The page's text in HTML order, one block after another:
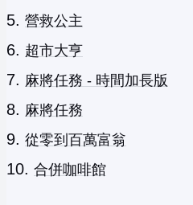
營救公主
超市大亨
麻將任務 - 時間加長版
麻將任務
從零到百萬富翁
合併咖啡館